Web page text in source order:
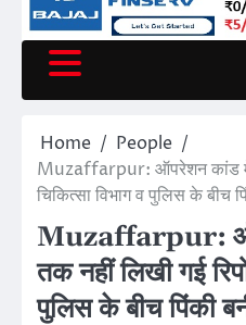
Home
People
Muzaffarpur: ऑपरेशन कांड में
चिकित्सा विभाग व पुलिस के बीच
Muzaffarpur:
तक नहीं लिखी गई
पुलिस के बीच पिंकी